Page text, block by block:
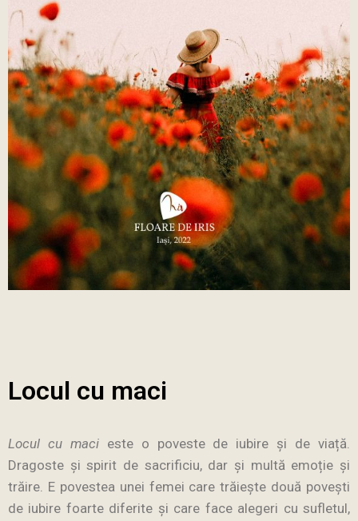
Locul cu maci
Locul cu macieste o poveste de iubire şi de viață.
Dragoste şi spirit de sacrificiu, dar şi multă emoție şi
trăire. E povestea unei femei care trăieşte două poveşti
de iubire foarte diferite şi care face alegeri cu sufletul,